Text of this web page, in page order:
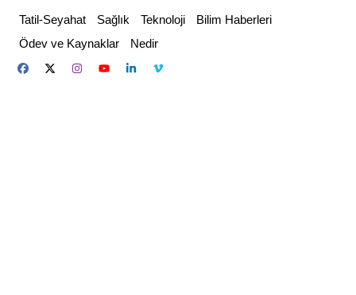
content
Tatil-Seyahat Sağlık Teknoloji
Bilim Haberleri
Ödev ve Kaynaklar
Nedir